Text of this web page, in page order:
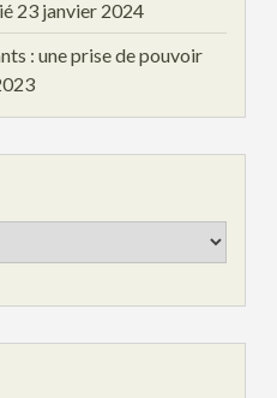
23 janvier 2024
: une prise de pouvoir